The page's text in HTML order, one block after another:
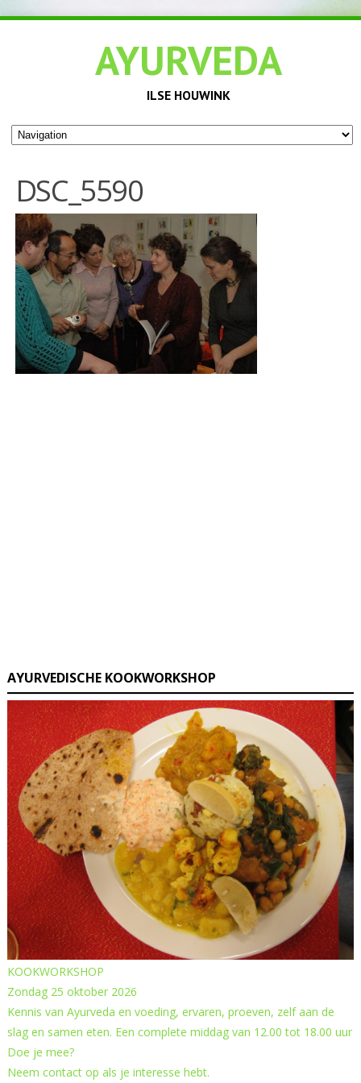
AYURVEDA
ILSE HOUWINK
DSC_5590
AYURVEDISCHE KOOKWORKSHOP
KOOKWORKSHOP
Zondag 25 oktober 2026
Kennis van Ayurveda en voeding, ervaren, proeven, zelf aan de
slag en samen eten. Een complete middag van 12.00 tot 18.00 uur
Doe je mee?
Neem contact op als je interesse hebt.